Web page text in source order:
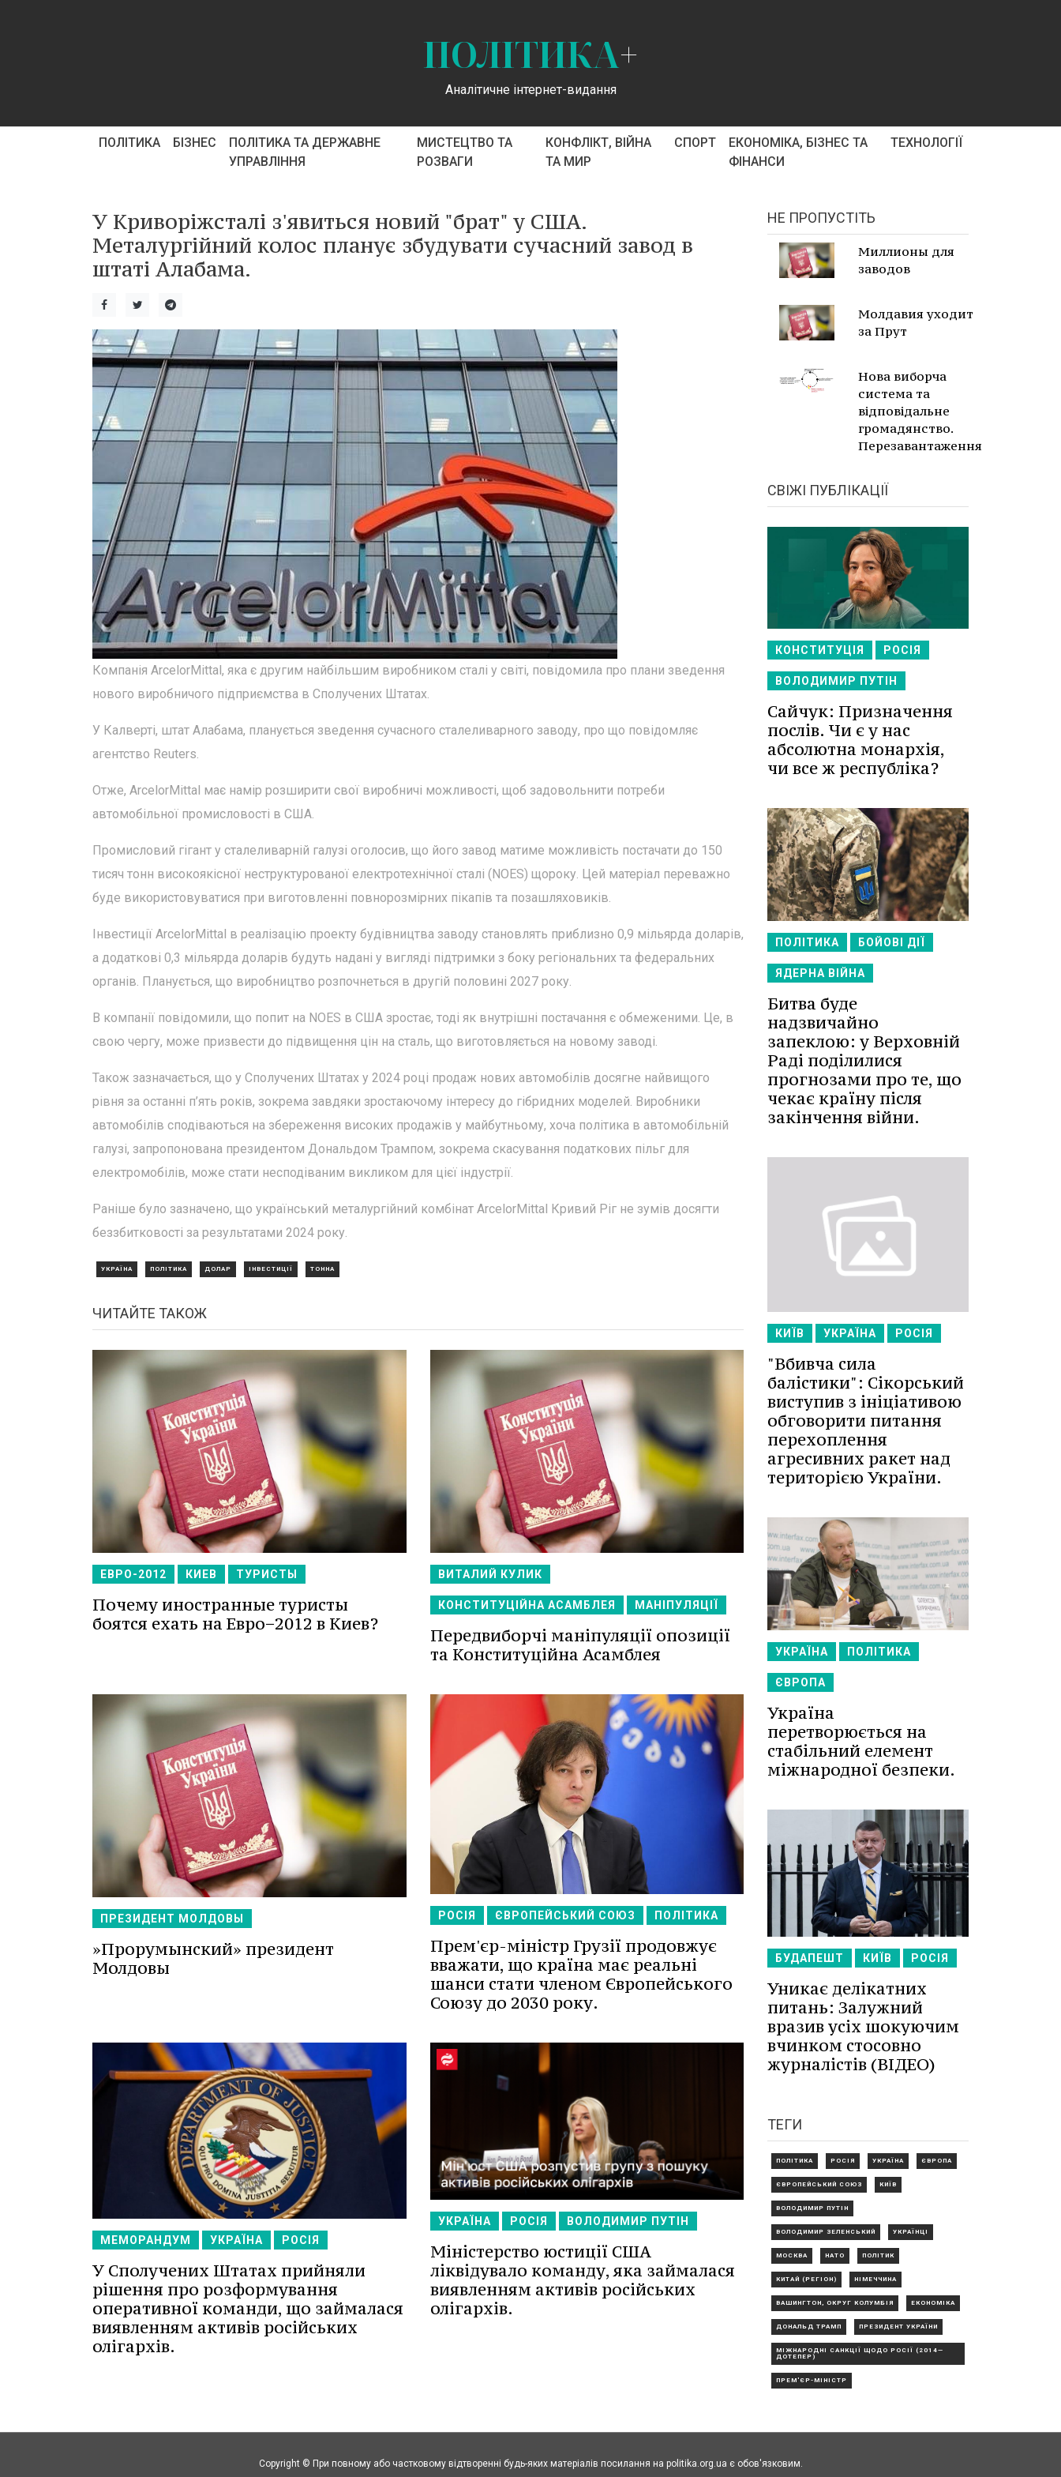
ПОЛІТИКА+
Аналітичне інтернет-видання
ПОЛІТИКА БІЗНЕС
ПОЛІТИКА ТА ДЕРЖАВНЕ
УПРАВЛІННЯ
МИСТЕЦТВО ТА
РОЗВАГИ
КОНФЛІКТ, ВІЙНА
ТА МИР
СПОРТ
ЕКОНОМІКА, БІЗНЕС ТА
ФІНАНСИ
ТЕХНОЛОГІЇ
У Криворіжсталі з'явиться новий "брат" у США.
Металургійний колос планує збудувати сучасний завод в
штаті Алабама.
Компанія ArcelorMittal, яка є другим найбільшим виробником сталі у світі, повідомила про плани зведення
нового виробничого підприємства в Сполучених Штатах.
У Калверті, штат Алабама, планується зведення сучасного сталеливарного заводу, про що повідомляє
агентство Reuters.
Отже, ArcelorMittal має намір розширити свої виробничі можливості, щоб задовольнити потреби
автомобільної промисловості в США.
Промисловий гігант у сталеливарній галузі оголосив, що його завод матиме можливість постачати до 150
тисяч тонн високоякісної неструктурованої електротехнічної сталі (NOES) щороку. Цей матеріал переважно
буде використовуватися при виготовленні повнорозмірних пікапів та позашляховиків.
Інвестиції ArcelorMittal в реалізацію проекту будівництва заводу становлять приблизно 0,9 мільярда доларів,
а додаткові 0,3 мільярда доларів будуть надані у вигляді підтримки з боку регіональних та федеральних
органів. Планується, що виробництво розпочнеться в другій половині 2027 року.
В компанії повідомили, що попит на NOES в США зростає, тоді як внутрішні постачання є обмеженими. Це, в
свою чергу, може призвести до підвищення цін на сталь, що виготовляється на новому заводі.
Також зазначається, що у Сполучених Штатах у 2024 році продаж нових автомобілів досягне найвищого
рівня за останні п’ять років, зокрема завдяки зростаючому інтересу до гібридних моделей. Виробники
автомобілів сподіваються на збереження високих продажів у майбутньому, хоча політика в автомобільній
галузі, запропонована президентом Дональдом Трампом, зокрема скасування податкових пільг для
електромобілів, може стати несподіваним викликом для цієї індустрії.
Раніше було зазначено, що український металургійний комбінат ArcelorMittal Кривий Ріг не зумів досягти
беззбитковості за результатами 2024 року.
УКРАЇНА ПОЛІТИКА ДОЛАР ІНВЕСТИЦІЇ ТОННА
ЧИТАЙТЕ ТАКОЖ
ЕВРО-2012 КИЕВ ТУРИСТЫ
Почему иностранные туристы
боятся ехать на Евро−2012 в Киев?
ВИТАЛИЙ КУЛИК
КОНСТИТУЦІЙНА АСАМБЛЕЯ МАНІПУЛЯЦІЇ
Передвиборчі маніпуляції опозиції
та Конституційна Асамблея
ПРЕЗИДЕНТ МОЛДОВЫ
»Прорумынский» президент
Молдовы
РОСІЯ ЄВРОПЕЙСЬКИЙ СОЮЗ ПОЛІТИКА
Прем'єр-міністр Грузії продовжує
вважати, що країна має реальні
шанси стати членом Європейського
Союзу до 2030 року.
МЕМОРАНДУМ УКРАЇНА РОСІЯ
У Сполучених Штатах прийняли
рішення про розформування
оперативної команди, що займалася
виявленням активів російських
олігархів.
УКРАЇНА РОСІЯ ВОЛОДИМИР ПУТІН
Міністерство юстиції США
ліквідувало команду, яка займалася
виявленням активів російських
олігархів.
НЕ ПРОПУСТІТЬ
Миллионы для
заводов
Молдавия уходит
за Прут
Нова виборча
система та
відповідальне
громадянство.
Перезавантаження
СВІЖІ ПУБЛІКАЦІЇ
КОНСТИТУЦІЯ РОСІЯ
ВОЛОДИМИР ПУТІН
Сайчук: Призначення
послів. Чи є у нас
абсолютна монархія,
чи все ж республіка?
ПОЛІТИКА БОЙОВІ ДІЇ
ЯДЕРНА ВІЙНА
Битва буде
надзвичайно
запеклою: у Верховній
Раді поділилися
прогнозами про те, що
чекає країну після
закінчення війни.
КИЇВ УКРАЇНА РОСІЯ
"Вбивча сила
балістики": Сікорський
виступив з ініціативою
обговорити питання
перехоплення
агресивних ракет над
територією України.
УКРАЇНА ПОЛІТИКА
ЄВРОПА
Україна
перетворюється на
стабільний елемент
міжнародної безпеки.
БУДАПЕШТ КИЇВ РОСІЯ
Уникає делікатних
питань: Залужний
вразив усіх шокуючим
вчинком стосовно
журналістів (ВІДЕО)
ТЕГИ
ПОЛІТИКА РОСІЯ УКРАЇНА ЄВРОПА
ЄВРОПЕЙСЬКИЙ СОЮЗ КИЇВ
ВОЛОДИМИР ПУТІН
ВОЛОДИМИР ЗЕЛЕНСЬКИЙ УКРАЇНЦІ
МОСКВА НАТО ПОЛІТИК
КИТАЙ (РЕГІОН) НІМЕЧЧИНА
ВАШИНГТОН, ОКРУГ КОЛУМБІЯ ЕКОНОМІКА
ДОНАЛЬД ТРАМП ПРЕЗИДЕНТ УКРАЇНИ
МІЖНАРОДНІ САНКЦІЇ ЩОДО РОСІЇ (2014—
ДОТЕПЕР)
ПРЕМ'ЄР-МІНІСТР
Copyright © При повному або частковому відтворенні будь-яких матеріалів посилання на politika.org.ua є обов'язковим.